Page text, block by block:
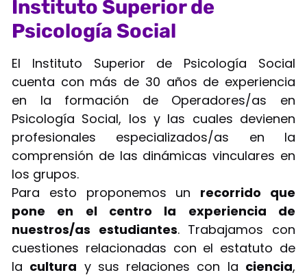
Instituto Superior de
Psicología Social
El Instituto Superior de Psicología Social
cuenta con más de 30 años de experiencia
en la formación de Operadores/as en
Psicología Social, los y las cuales devienen
profesionales especializados/as en la
comprensión de las dinámicas vinculares en
los grupos.
Para esto proponemos un recorrido que
pone en el centro la experiencia de
nuestros/as estudiantes. Trabajamos con
cuestiones relacionadas con el estatuto de
la cultura y sus relaciones con la ciencia,